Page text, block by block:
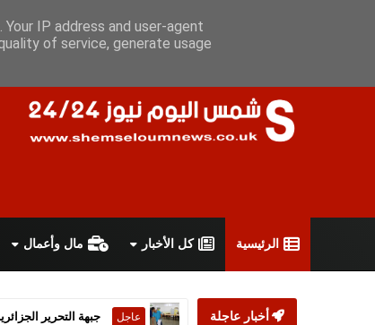
سياسة الخصوصية اتفاقية الاستخدام
الرئيسية كل الأخبار مال وأعمال
أخبار عاجلة عاجل ستارمر يعلن
IP address and user-agent
of service, generate usage